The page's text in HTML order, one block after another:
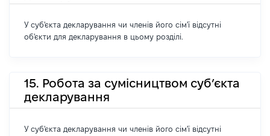
У суб'єкта декларування чи членів його сім'ї відсутні
об'єкти для декларування в цьому розділі.
15. Робота за сумісництвом суб’єкта
декларування
У суб'єкта декларування чи членів його сім'ї відсутні